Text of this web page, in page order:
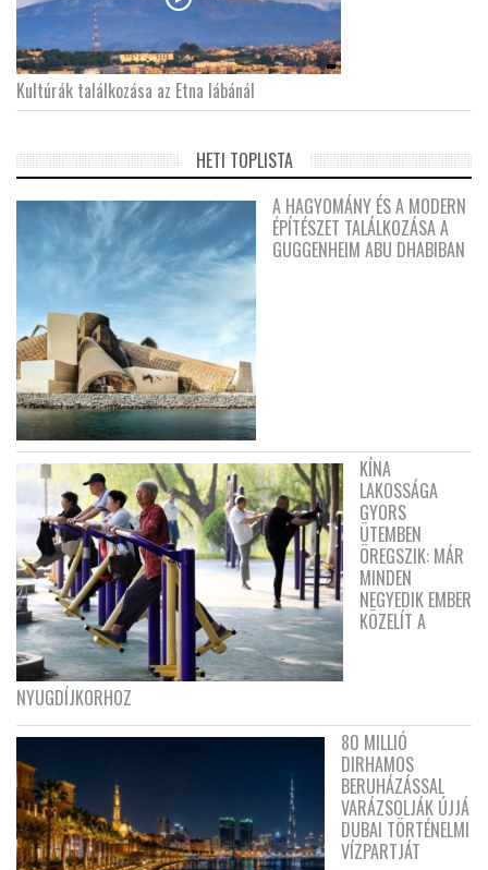
Kultúrák találkozása az Etna lábánál
HETI TOPLISTA
A HAGYOMÁNY ÉS A MODERN
ÉPÍTÉSZET TALÁLKOZÁSA A
GUGGENHEIM ABU DHABIBAN
KÍNA
LAKOSSÁGA
GYORS
ÜTEMBEN
ÖREGSZIK: MÁR
MINDEN
NEGYEDIK EMBER
KÖZELÍT A
NYUGDÍJKORHOZ
80 MILLIÓ
DIRHAMOS
BERUHÁZÁSSAL
VARÁZSOLJÁK ÚJJÁ
DUBAI TÖRTÉNELMI
VÍZPARTJÁT